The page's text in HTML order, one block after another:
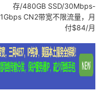
存/480GB SSD/30Mbps-
1Gbps CN2带宽不限流量，月
付$84/月